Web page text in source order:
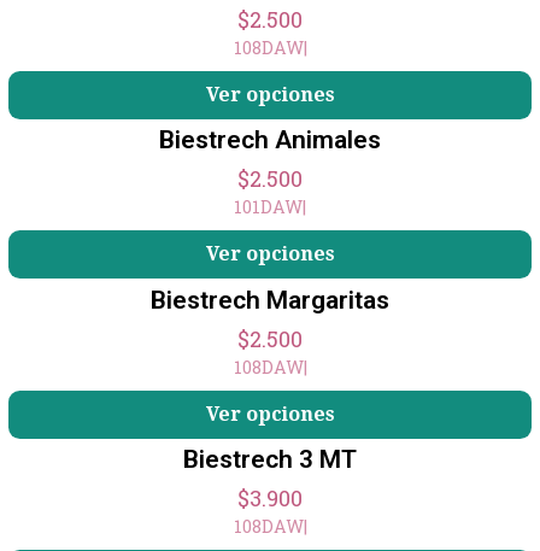
$2.500
108DAW|
Ver opciones
Biestrech Animales
$2.500
101DAW|
Ver opciones
Biestrech Margaritas
$2.500
108DAW|
Ver opciones
+2
Biestrech 3 MT
$3.900
108DAW|